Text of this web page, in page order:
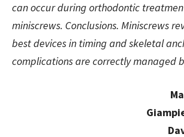
can occur during orthodontic
miniscrews. Conclusions. Miniscrews
best devices in timing and skeletal
complications are correctly managed